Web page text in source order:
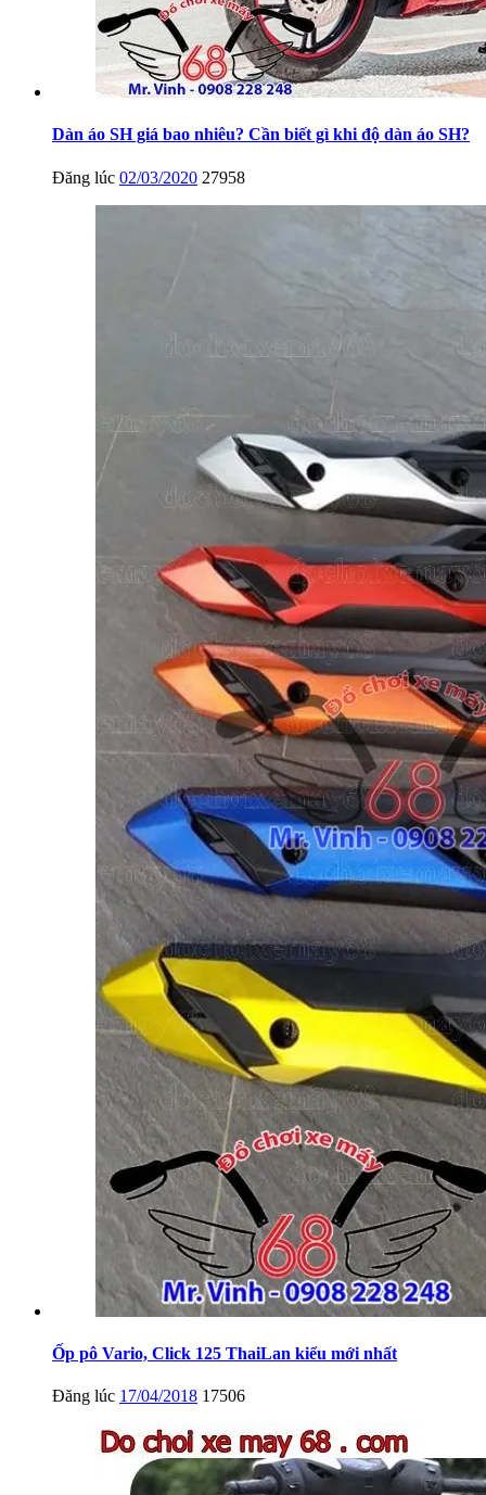
Dàn áo SH giá bao nhiêu? Cần biết gì khi độ dàn áo SH?
Đăng lúc 02/03/2020 27958
Ốp pô Vario, Click 125 ThaiLan kiểu mới nhất
Đăng lúc 17/04/2018 17506